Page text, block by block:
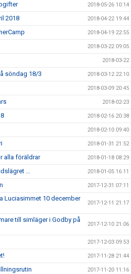
2018-05-26 10:14
2018 2018-04-22 19:44
2018-04-19 22:55
2018-03-22 09:05
2018-03-22
söndag 18/3 2018-03-12 22:10
2018-03-09 20:45
2018-02-23
2018-02-16 20:38
2018-02-10 09:40
2018-01-31 21:52
alla föräldrar 2018-01-18 08:29
... 2018-01-05 16:11
2017-12-31 07:11
Luciasimmet 10 december
2017-12-11 21:17
till simläger i Godby på
2017-12-10 21:06
2017-12-03 09:53
2017-11-28 21:44
2017-11-20 11:16